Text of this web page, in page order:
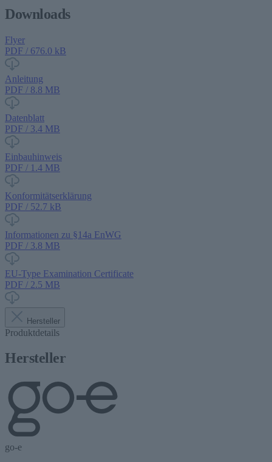
Downloads
Flyer
PDF / 676.0 kB
Anleitung
PDF / 8.8 MB
Datenblatt
PDF / 3.4 MB
Einbauhinweis
PDF / 1.4 MB
Konformitätserklärung
PDF / 52.7 kB
Informationen zu §14a EnWG
PDF / 3.8 MB
EU-Type Examination Certificate
PDF / 2.5 MB
Hersteller
Produktdetails
Hersteller
go-e